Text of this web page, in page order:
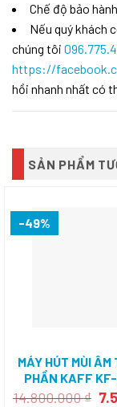
Chế độ bảo
Nếu quý khách
chúng tôi
https://
hồi nhanh nhất có
SẢN PHẨM
-49%
MÁY HÚT MÙI ÂM
PHẦN KAFF
14.800.000₫ Giá